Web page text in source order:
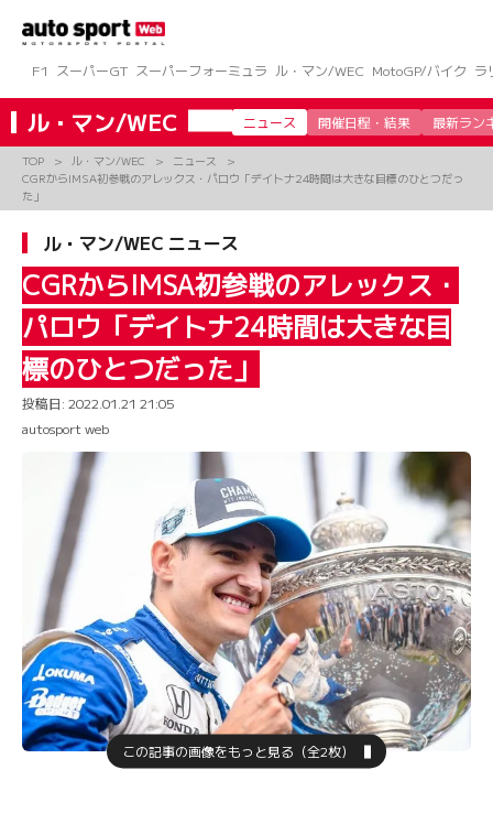
ツ
へ
ス
キ
F1 スーパーGT スーパーフォーミュラ ル・マン/WEC MotoGP/バイク ラ
ル・マン/WEC ニュース 開催日程・結果 最新ラン
TOP ル・マン/WEC
ニュース
CGRからIMSA初参戦のアレックス・パロウ「デイトナ24時間は大きな目標のひとつだっ
た」
ル・マン/WEC ニュース
CGRからIMSA初参戦のアレックス・
パロウ「デイトナ24時間は大きな目
標のひとつだった」
投稿日: 2022.01.21 21:05
autosport web
この記事の画像をもっと見る（全2枚）